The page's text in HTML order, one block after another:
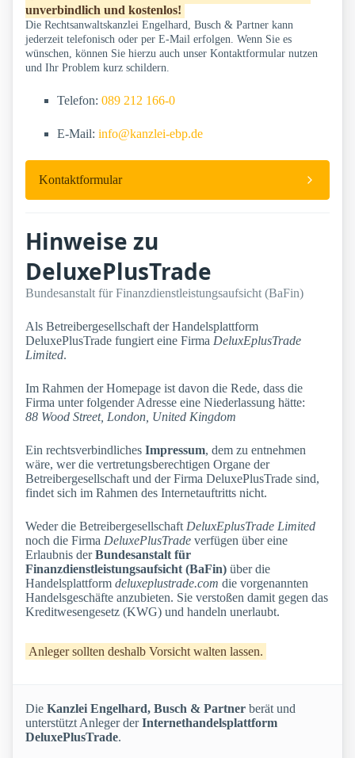
unverbindlich und kostenlos!
Die Rechtsanwaltskanzlei Engelhard, Busch & Partner kann
jederzeit telefonisch oder per E-Mail erfolgen. Wenn Sie es
wünschen, können Sie hierzu auch unser Kontaktformular nutzen
und Ihr Problem kurz schildern.
Telefon: 089 212 166-0
E-Mail: info@kanzlei-ebp.de
Kontaktformular
Hinweise zu
DeluxePlusTrade
Bundesanstalt für Finanzdienstleistungsaufsicht (BaFin)
Als Betreibergesellschaft der Handelsplattform
DeluxePlusTrade fungiert eine Firma DeluxEplusTrade
Limited.
Im Rahmen der Homepage ist davon die Rede, dass die
Firma unter folgender Adresse eine Niederlassung hätte:
88 Wood Street, London, United Kingdom
Ein rechtsverbindliches Impressum, dem zu entnehmen
wäre, wer die vertretungsberechtigen Organe der
Betreibergesellschaft und der Firma DeluxePlusTrade sind,
findet sich im Rahmen des Internetauftritts nicht.
Weder die Betreibergesellschaft DeluxEplusTrade Limited
noch die Firma DeluxePlusTrade verfügen über eine
Erlaubnis derBundesanstalt für
Finanzdienstleistungsaufsicht (BaFin) über die
Handelsplattform deluxeplustrade.com die vorgenannten
Handelsgeschäfte anzubieten. Sie verstoßen damit gegen das
Kreditwesengesetz (KWG) und handeln unerlaubt.
Anleger sollten deshalb Vorsicht walten lassen.
Die Kanzlei Engelhard, Busch & Partner berät und
unterstützt Anleger derInternethandelsplattform
DeluxePlusTrade.